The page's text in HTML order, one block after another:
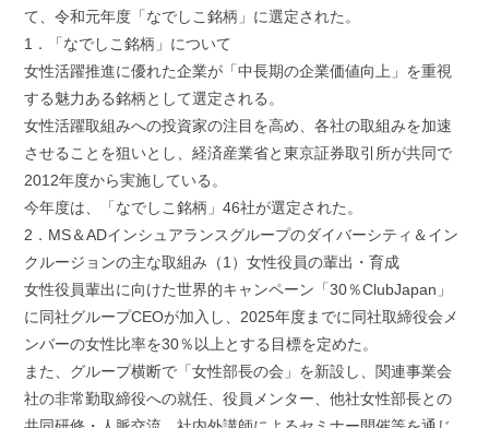
o
r
て、令和元年度「なでしこ銘柄」に選定された。
1．「なでしこ銘柄」について
女性活躍推進に優れた企業が「中長期の企業価値向上」を重視
する魅力ある銘柄として選定される。
女性活躍取組みへの投資家の注目を高め、各社の取組みを加速
させることを狙いとし、経済産業省と東京証券取引所が共同で
2012年度から実施している。
今年度は、「なでしこ銘柄」46社が選定された。
2．MS＆ADインシュアランスグループのダイバーシティ＆イン
クルージョンの主な取組み（1）女性役員の輩出・育成
女性役員輩出に向けた世界的キャンペーン「30％ClubJapan」
に同社グループCEOが加入し、2025年度までに同社取締役会メ
ンバーの女性比率を30％以上とする目標を定めた。
また、グループ横断で「女性部長の会」を新設し、関連事業会
社の非常勤取締役への就任、役員メンター、他社女性部長との